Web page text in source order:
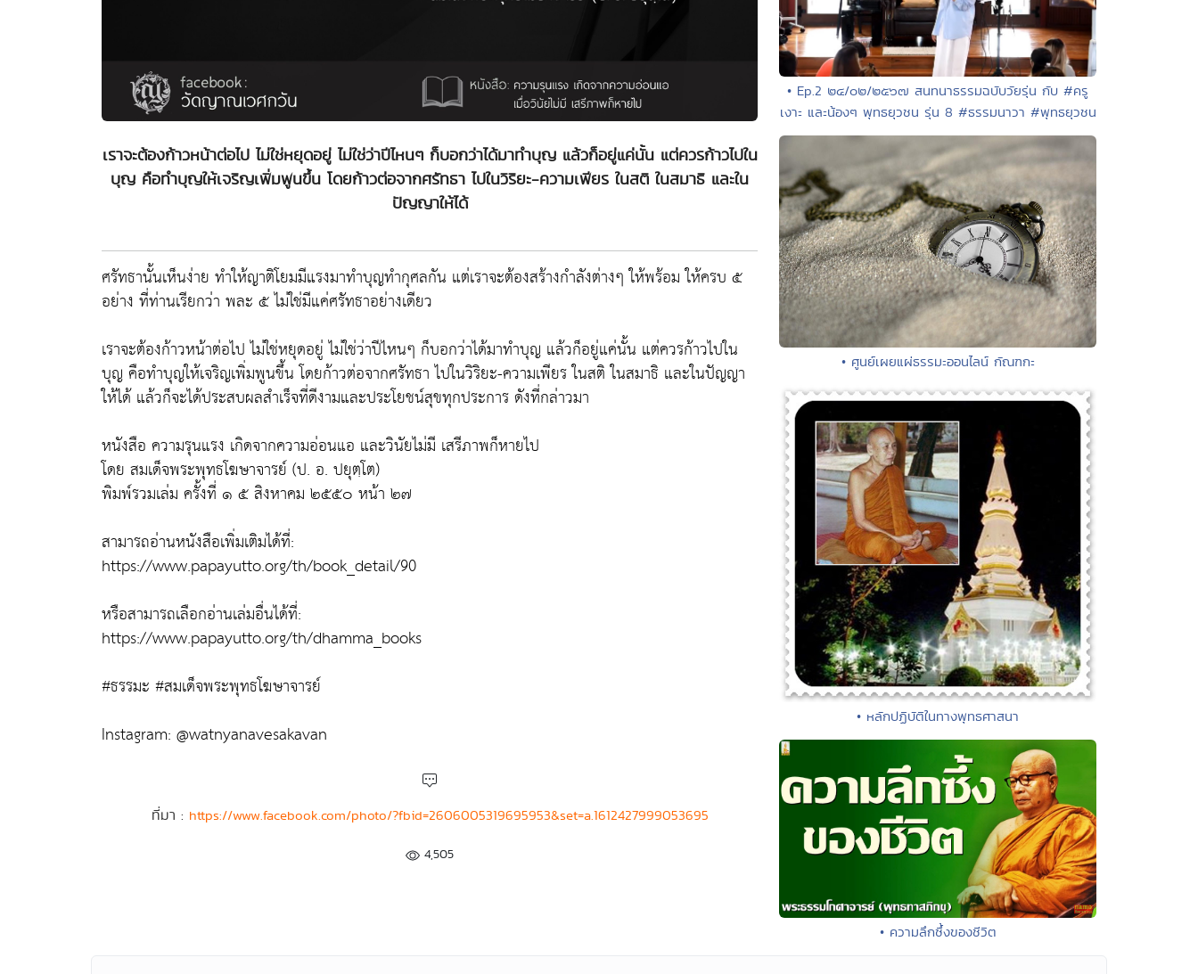
เราจะต้องก้าวหน้าต่อไป ไม่ใช่หยุดอยู่ ไม่ใช่ว่าปีไหนๆ ก็บอกว่าได้มาทำบุญ แล้วก็อยู่แค่นั้น แต่ควรก้าวไปใน
บุญ คือทำบุญให้เจริญเพิ่มพูนขึ้น โดยก้าวต่อจากศรัทธา ไปในวิริยะ-ความเพียร ในสติ ในสมาธิ และใน
ปัญญาให้ได้
ศรัทธานั้นเห็นง่าย ทำให้ญาติโยมมีแรงมาทำบุญทำกุศลกัน แต่เราจะต้องสร้างกำลังต่างๆ ให้พร้อม ให้ครบ ๕
อย่าง ที่ท่านเรียกว่า พละ ๕ ไม่ใช่มีแค่ศรัทธาอย่างเดียว
เราจะต้องก้าวหน้าต่อไป ไม่ใช่หยุดอยู่ ไม่ใช่ว่าปีไหนๆ ก็บอกว่าได้มาทำบุญ แล้วก็อยู่แค่นั้น แต่ควรก้าวไปใน
บุญ คือทำบุญให้เจริญเพิ่มพูนขึ้น โดยก้าวต่อจากศรัทธา ไปในวิริยะ-ความเพียร ในสติ ในสมาธิ และในปัญญา
ให้ได้ แล้วก็จะได้ประสบผลสำเร็จที่ดีงามและประโยชน์สุขทุกประการ ดังที่กล่าวมา
หนังสือ ความรุนแรง เกิดจากความอ่อนแอ และวินัยไม่มี เสรีภาพก็หายไป
โดย สมเด็จพระพุทธโฆษาจารย์ (ป. อ. ปยุตฺโต)
พิมพ์รวมเล่ม ครั้งที่ ๑ ๕ สิงหาคม ๒๕๕๐ หน้า ๒๗
สามารถอ่านหนังสือเพิ่มเติมได้ที่:
https://www.papayutto.org/th/book_detail/90
หรือสามารถเลือกอ่านเล่มอื่นได้ที่:
https://www.papayutto.org/th/dhamma_books
#ธรรมะ #สมเด็จพระพุทธโฆษาจารย์
Instagram: @watnyanavesakavan
ที่มา : https://www.facebook.com/photo/?fbid=2606005319695953&set=a.1612427999053695
4,505
• Ep.2 ๒๔/๐๒/๒๕๖๗ สนทนาธรรมฉบับวัยรุ่น กับ #ครู
เงาะ และน้องๆ พุทธยุวชน รุ่น 8 #ธรรมนาวา #พุทธยุวชน
• ศูนย์เผยแผ่ธรรมะออนไลน์ กัณฑกะ
• หลักปฏิบัติในทางพุทธศาสนา
• ความลึกซึ้งของชีวิต